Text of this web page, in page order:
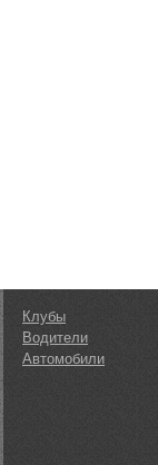
Клубы
Водители
Автомобили